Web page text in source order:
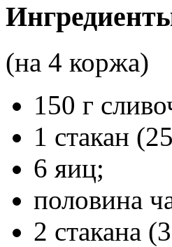
(на 4 коржа)
150 г
1 стакан
6 яиц;
половина
2 стакана